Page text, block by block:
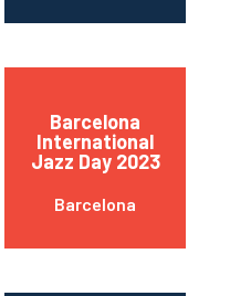
Barcelona
International
Jazz Day 2023
Barcelona